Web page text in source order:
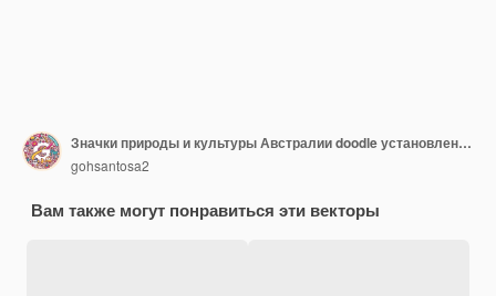
Значки природы и культуры Австралии doodle установленная иллюстрация вектора
gohsantosa2
Вам также могут понравиться эти векторы